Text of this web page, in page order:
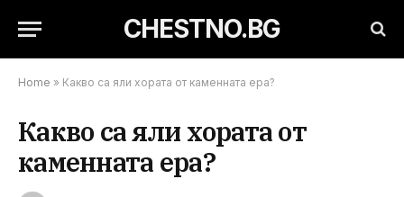
CHESTNO.BG
Home » Какво са яли хората от каменната ера?
Какво са яли хората от
каменната ера?